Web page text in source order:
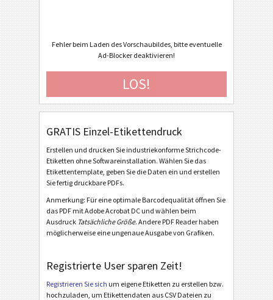
G Galia
B BOSCH
MAT MAT Labels
LTO LTO Labels
LTO Ultrium Cartridge Label (WorldLabel WL-173)
LTO Ultrium Cartridge Label (Avery #3420)
LTO Ultrium Cartridge Label (Avery #L7162)
Fehler beim Laden des Vorschaubildes, bitte eventuelle
Ad-Blocker deaktivieren!
LOS!
GRATIS Einzel-Etikettendruck
Erstellen und drucken Sie industriekonforme Strichcode-
Etiketten ohne Softwareinstallation. Wählen Sie das
Etikettentemplate, geben Sie die Daten ein und erstellen
Sie fertig druckbare PDFs.
Anmerkung: Für eine optimale Barcodequalität öffnen Sie
das PDF mit Adobe Acrobat DC und wählen beim
Ausdruck Tatsächliche Größe. Andere PDF Reader haben
möglicherweise eine ungenaue Ausgabe von Grafiken.
Registrierte User sparen Zeit!
Registrieren Sie sich um eigene Etiketten zu erstellen bzw.
hochzuladen, um Etikettendaten aus CSV Dateien zu